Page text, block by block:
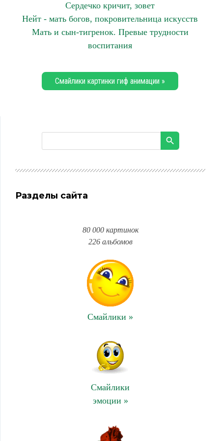
Сердечко кричит, зовет
Нейт - мать богов, покровительница искусств
Мать и сын-тигренок. Превые трудности
воспитания
Смайлики картинки гиф анимации »
Разделы сайта
80 000 картинок
226 альбомов
Смайлики »
Смайлики
эмоции »